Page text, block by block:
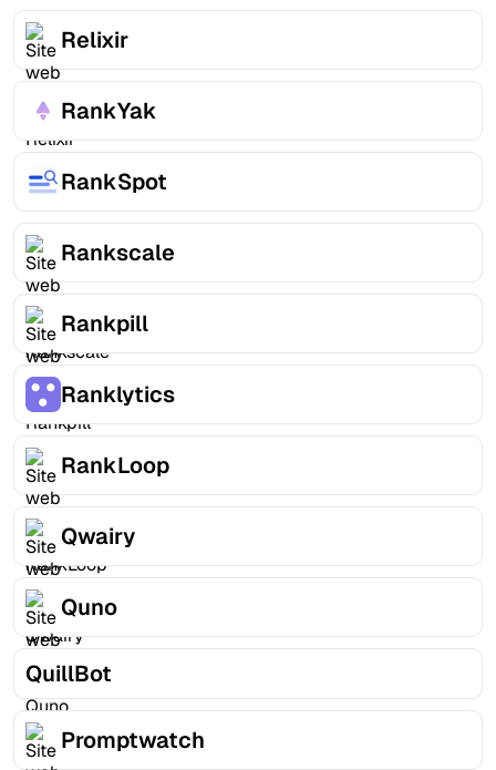
Relixir
RankYak
RankSpot
Rankscale
Rankpill
Ranklytics
RankLoop
Qwairy
Quno
QuillBot
Promptwatch